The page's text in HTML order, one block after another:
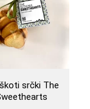
srčki The